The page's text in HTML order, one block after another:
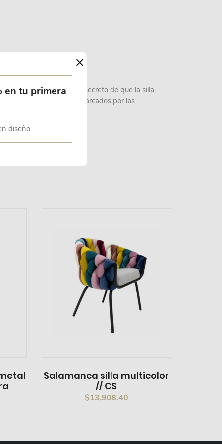
y comodidad. Ese es el secreto de que la silla
en todos los interiores marcados por las
Salamanca silla multicolor
// CS
$13,908.40
×
en tu primera
diseño.